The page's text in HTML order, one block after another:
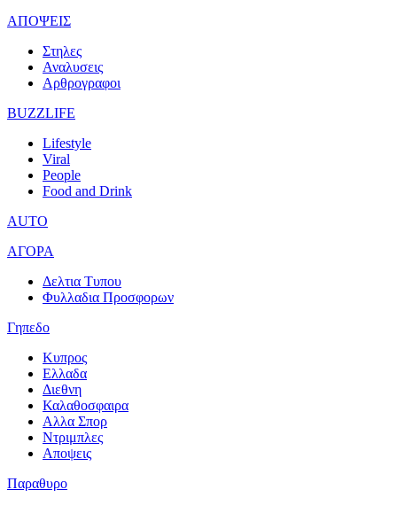
ΑΠΟΨΕΙΣ
Στηλες
Αναλυσεις
Αρθρογραφοι
BUZZLIFE
Lifestyle
Viral
People
Food and Drink
AUTO
ΑΓΟΡΑ
Δελτια Τυπου
Φυλλαδια Προσφορων
Γηπεδο
Κυπρος
Ελλαδα
Διεθνη
Καλαθοσφαιρα
Αλλα Σπορ
Ντριμπλες
Αποψεις
Παραθυρο